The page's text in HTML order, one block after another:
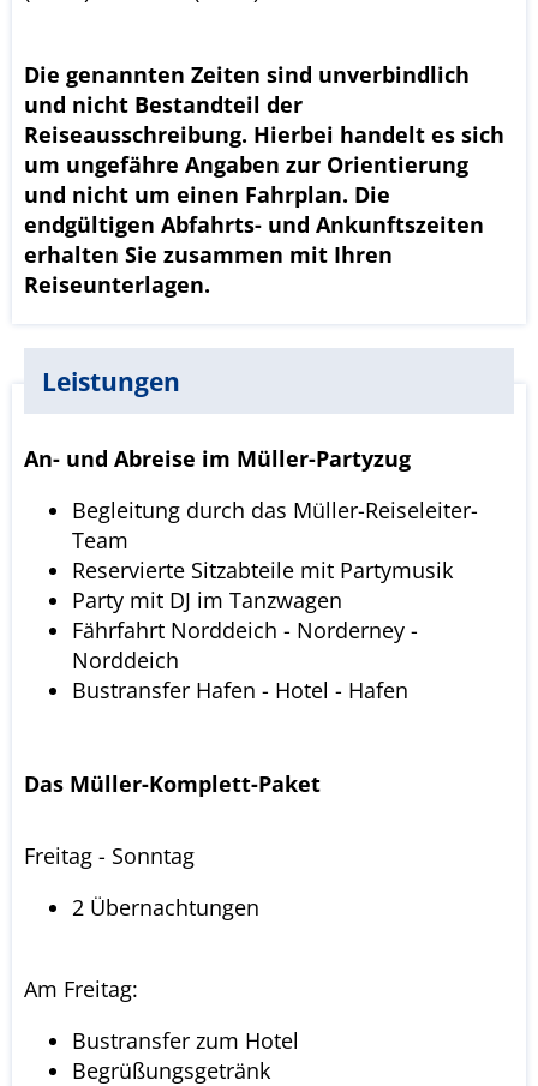
Die genannten Zeiten sind unverbindlich
und nicht Bestandteil der
Reiseausschreibung. Hierbei handelt es sich
um ungefähre Angaben zur Orientierung
und nicht um einen Fahrplan. Die
endgültigen Abfahrts- und Ankunftszeiten
erhalten Sie zusammen mit Ihren
Reiseunterlagen.
Leistungen
An- und Abreise im Müller-Partyzug
Begleitung durch das Müller-Reiseleiter-
Team
Reservierte Sitzabteile mit Partymusik
Party mit DJ im Tanzwagen
Fährfahrt Norddeich - Norderney -
Norddeich
Bustransfer Hafen - Hotel - Hafen
Das Müller-Komplett-Paket
Freitag - Sonntag
2 Übernachtungen
Am Freitag:
Bustransfer zum Hotel
Begrüßungsgetränk